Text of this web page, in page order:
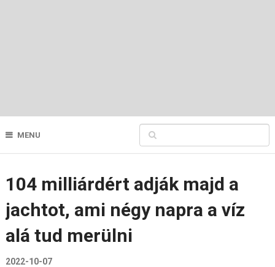
MENU
104 milliárdért adják majd a
jachtot, ami négy napra a víz
alá tud merülni
2022-10-07